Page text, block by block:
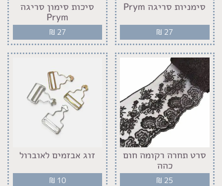
סימניות סריגה Prym
₪ 27
סיכות סימון סריגה
Prym
₪ 27
סרט תחרה רקומה חום
כהה
₪ 25
זוג אבזמים לאוברול
₪ 10